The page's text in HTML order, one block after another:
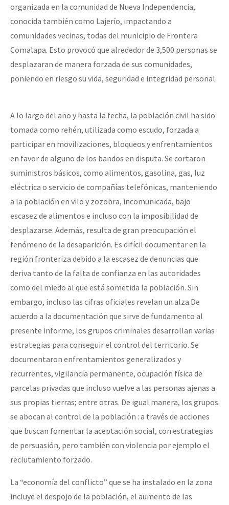
organizada en la comunidad de Nueva Independencia,
conocida también como Lajerío, impactando a
comunidades vecinas, todas del municipio de Frontera
Comalapa. Esto provocó que alrededor de 3,500 personas se
desplazaran de manera forzada de sus comunidades,
poniendo en riesgo su vida, seguridad e integridad personal.
A lo largo del año y hasta la fecha, la población civil ha sido
tomada como rehén, utilizada como escudo, forzada a
participar en movilizaciones, bloqueos y enfrentamientos
en favor de alguno de los bandos en disputa. Se cortaron
suministros básicos, como alimentos, gasolina, gas, luz
eléctrica o servicio de compañías telefónicas, manteniendo
a la población en vilo y zozobra, incomunicada, bajo
escasez de alimentos e incluso con la imposibilidad de
desplazarse. Además, resulta de gran preocupación el
fenómeno de la desaparición. Es difícil documentar en la
región fronteriza debido a la escasez de denuncias que
deriva tanto de la falta de confianza en las autoridades
como del miedo al que está sometida la población. Sin
embargo, incluso las cifras oficiales revelan un alza.De
acuerdo a la documentación que sirve de fundamento al
presente informe, los grupos criminales desarrollan varias
estrategias para conseguir el control del territorio. Se
documentaron enfrentamientos generalizados y
recurrentes, vigilancia permanente, ocupación física de
parcelas privadas que incluso vuelve a las personas ajenas a
sus propias tierras; entre otras. De igual manera, los grupos
se abocan al control de la población : a través de acciones
que buscan fomentar la aceptación social, con estrategias
de persuasión, pero también con violencia por ejemplo el
reclutamiento forzado.
La “economía del conflicto” que se ha instalado en la zona
incluye el despojo de la población, el aumento de las